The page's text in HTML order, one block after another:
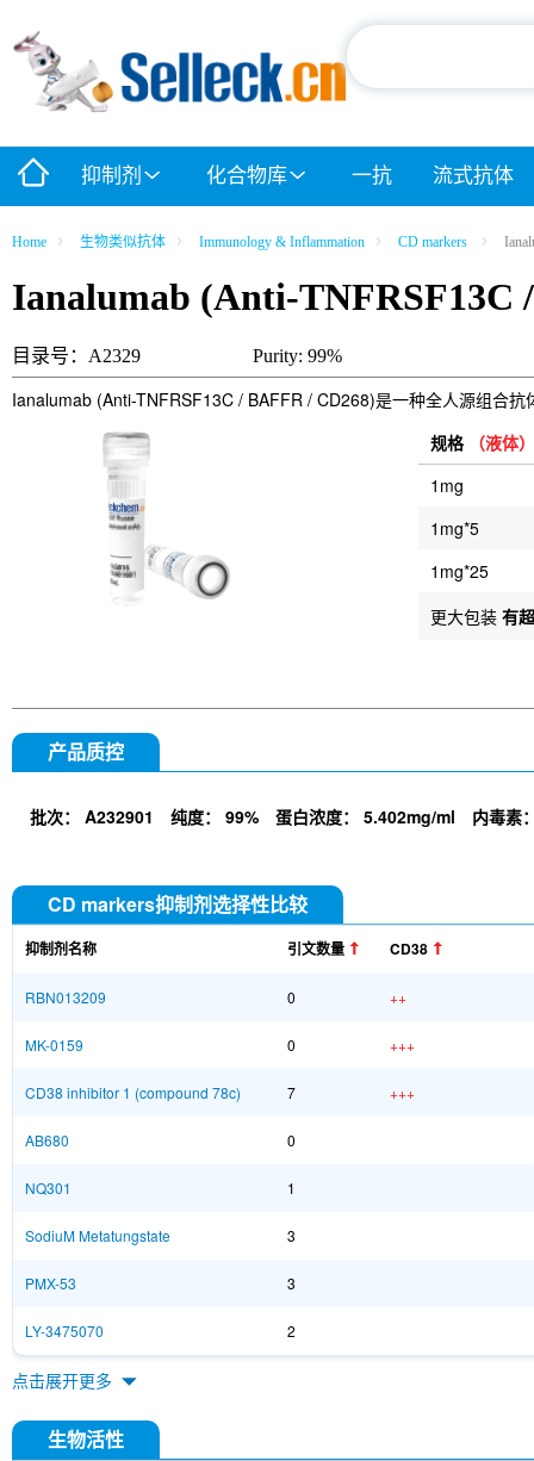
抑制剂 化合物库 一抗 流式抗体
Home 生物类似抗体 Immunology & Inflammation CD markers
Ianalumab (Anti-TNFRSF13C
目录号：A2329 Purity: 99%
Ianalumab (Anti-TNFRSF13C / BAFFR / CD268)是一种全人源组合
规格 （液体）
1mg
1mg*5
1mg*25
更大包装 有
产品质控
批次： A232901 纯度： 99% 蛋白浓度： 5.402mg/ml 内毒素
CD markers抑制剂选择性比较
抑制剂名称 引文数量 CD38
RBN013209 0 ++
MK-0159 0 +++
CD38 inhibitor 1 (compound 78c) 7 +++
AB680 0
NQ301 1
SodiuM Metatungstate 3
PMX-53 3
LY-3475070 2
点击展开更多
生物活性